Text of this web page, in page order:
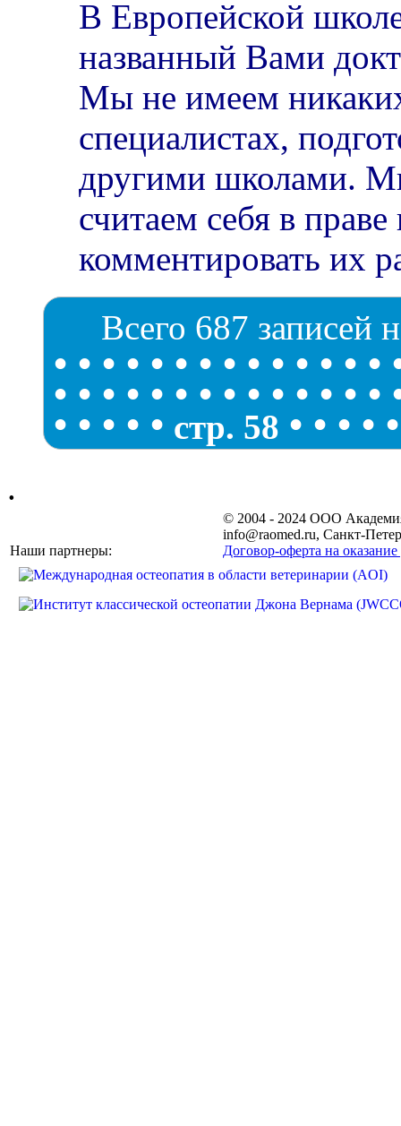
В Европейской
названный Вами
Мы не имеем
специалистах,
другими школами.
считаем себя в праве
комментировать их
Всего 687 записей
• • • • • • • • • • • • • •
• • • • • • • • • • • • • •
• • • • • стр. 58 • • • • •
.
Наши партнеры:
© 2004 - 2024 ООО
info@raomed.ru, Санкт-
Договор-оферта на оказание